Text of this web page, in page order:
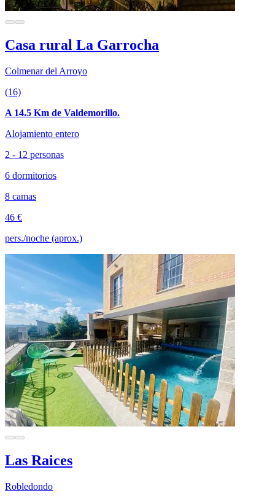
Casa rural La Garrocha
Colmenar del Arroyo
(16)
A 14.5 Km de Valdemorillo.
Alojamiento entero
2 - 12 personas
6 dormitorios
8 camas
46 €
pers./noche (aprox.)
Las Raices
Robledondo